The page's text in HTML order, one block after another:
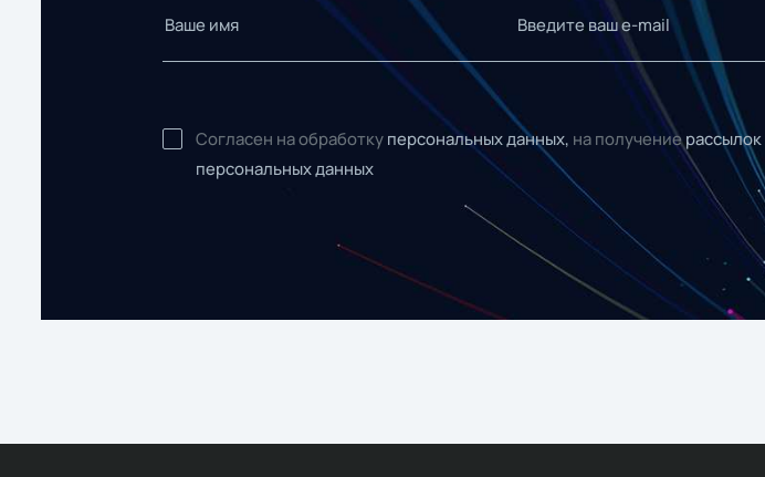
Согласен на обработку персональных данных, на получениерассылок
персональных данных